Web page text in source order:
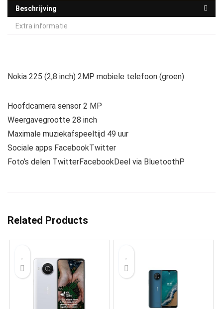
Beschrijving
Extra informatie
Nokia 225 (2,8 inch) 2MP mobiele telefoon (groen)
Hoofdcamera sensor 2 MP
Weergavegrootte 28 inch
Maximale muziekafspeeltijd 49 uur
Sociale apps FacebookTwitter
Foto’s delen TwitterFacebookDeel via BluetoothP
Related Products